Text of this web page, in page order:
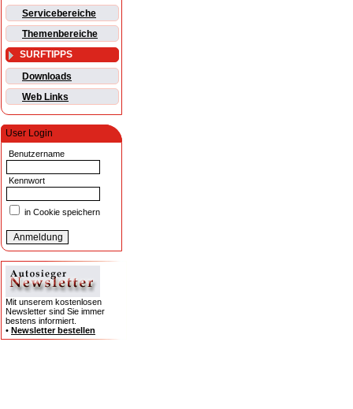
Servicebereiche
Themenbereiche
SURFTIPPS
Downloads
Web Links
User Login
Benutzername
Kennwort
in Cookie speichern
Mit unserem kostenlosen
Newsletter sind Sie immer
bestens informiert.
• Newsletter bestellen